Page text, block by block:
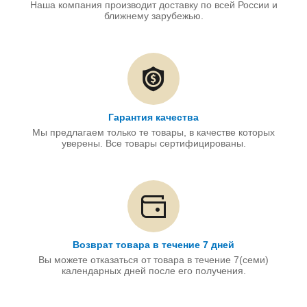
Наша компания производит доставку по всей России и
ближнему зарубежью.
Гарантия качества
Мы предлагаем только те товары, в качестве которых
уверены. Все товары сертифицированы.
Возврат товара в течение 7 дней
Вы можете отказаться от товара в течение 7(семи)
календарных дней после его получения.